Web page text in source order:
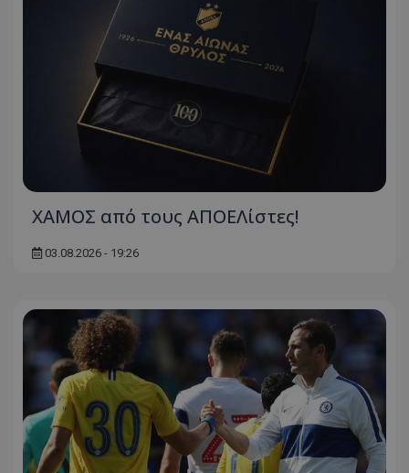
ΧΑΜΟΣ από τους ΑΠΟΕΛίστες!
03.08.2026 - 19:26